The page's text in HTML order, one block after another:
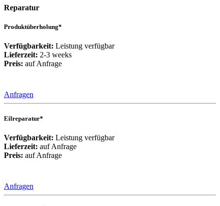
Reparatur
Produktüberholung*
Verfügbarkeit: Leistung verfügbar
Lieferzeit: 2-3 weeks
Preis: auf Anfrage
Anfragen
Eilreparatur*
Verfügbarkeit: Leistung verfügbar
Lieferzeit: auf Anfrage
Preis: auf Anfrage
Anfragen